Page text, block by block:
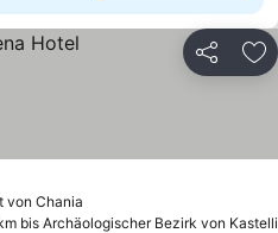
Teilen
von Chania
bis Archäologischer Bezirk von Kastelli